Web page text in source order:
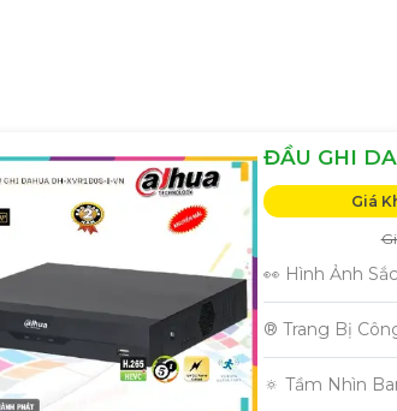
hôm nay để hưởng chiết khấu cao và
sẽ hài lòng với bản mẫu này. Nếu bạn
ĐẦU GHI
Giá
👀 Hình Ảnh
®️ Trang Bị
🔅 Tầm Nhìn